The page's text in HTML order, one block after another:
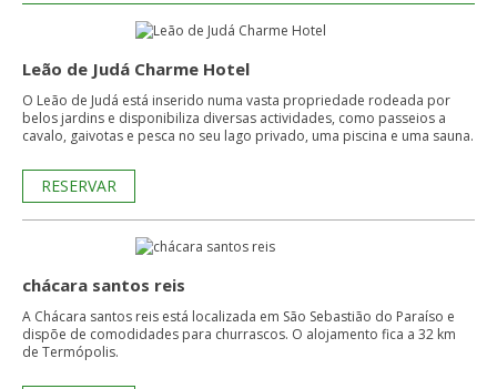
Leão de Judá Charme Hotel
O Leão de Judá está inserido numa vasta propriedade rodeada por
belos jardins e disponibiliza diversas actividades, como passeios a
cavalo, gaivotas e pesca no seu lago privado, uma piscina e uma sauna.
RESERVAR
chácara santos reis
A Chácara santos reis está localizada em São Sebastião do Paraíso e
dispõe de comodidades para churrascos. O alojamento fica a 32 km
de Termópolis.